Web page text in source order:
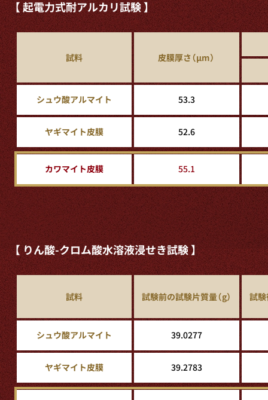
【 起電力式耐アルカリ試験 】
試料 皮膜厚さ（μm）
シュウ酸アルマイト 53.3
ヤギマイト皮膜 52.6
カワマイト皮膜 55.1
【 りん酸-クロム酸水溶液浸せき試験 】
試料 試験前の試験片質量（g） 試験
シュウ酸アルマイト 39.0277
ヤギマイト皮膜 39.2783